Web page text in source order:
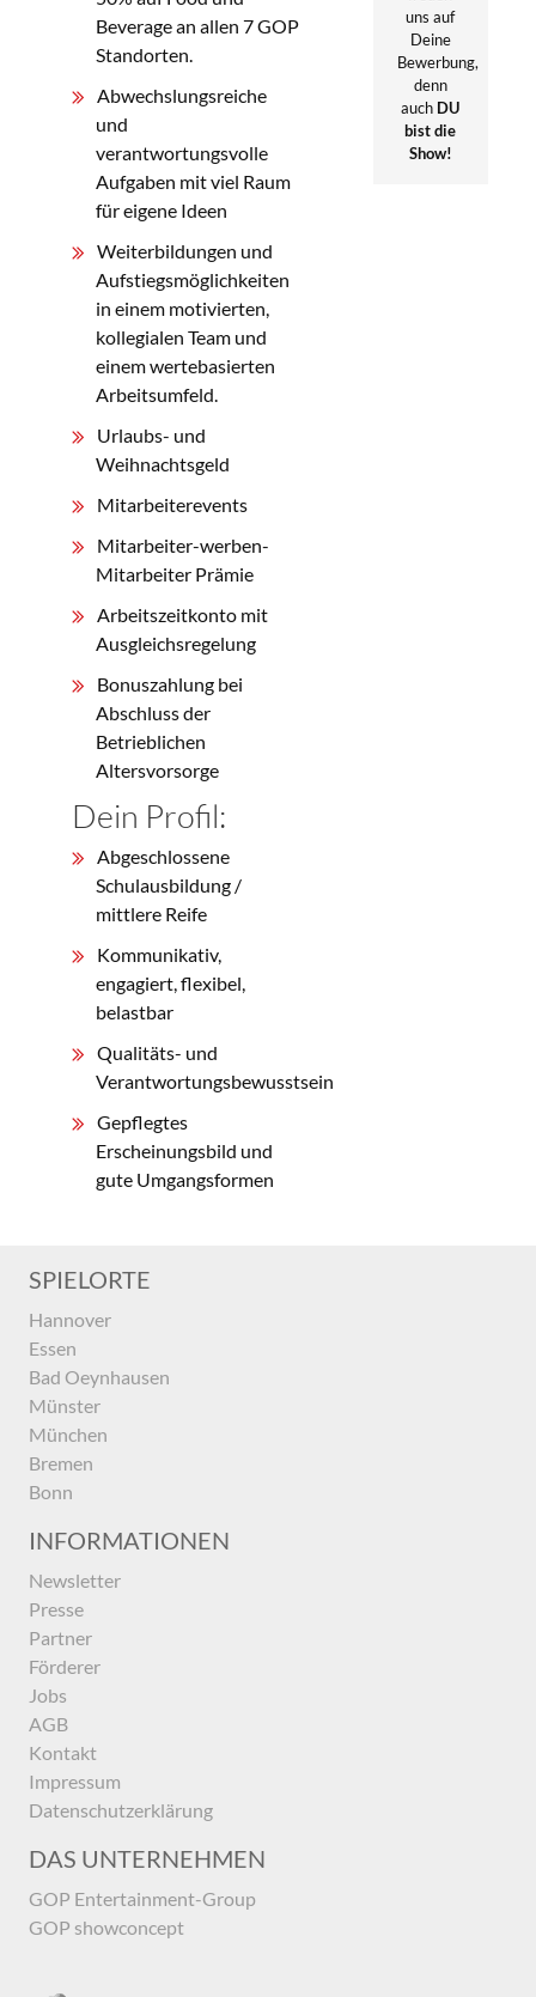
Beverage an allen 7 GOP
Standorten.
Abwechslungsreiche
und
verantwortungsvolle
Aufgaben mit viel Raum
für eigene Ideen
Weiterbildungen und
Aufstiegsmöglichkeiten
in einem motivierten,
kollegialen Team und
einem wertebasierten
Arbeitsumfeld.
Urlaubs- und
Weihnachtsgeld
Mitarbeiterevents
Mitarbeiter-werben-
Mitarbeiter Prämie
Arbeitszeitkonto mit
Ausgleichsregelung
Bonuszahlung bei
Abschluss der
Betrieblichen
Altersvorsorge
Dein Profil:
Abgeschlossene
Schulausbildung /
mittlere Reife
Kommunikativ,
engagiert, flexibel,
belastbar
Qualitäts- und
Verantwortungsbewusstsein
Gepflegtes
Erscheinungsbild und
gute Umgangsformen
uns auf
Deine
Bewerbung,
denn
auch DU
bist die
Show!
Falls Sie Dokumente und Dateien hinzugefügt haben, kann hierfür
der Upload einige Minuten in Anspruch nehmen.
SPIELORTE
Hannover
Essen
Bad Oeynhausen
Münster
München
Bremen
Bonn
INFORMATIONEN
Newsletter
Presse
Partner
Förderer
Jobs
AGB
Kontakt
Impressum
Datenschutzerklärung
DAS UNTERNEHMEN
GOP Entertainment-Group
GOP showconcept